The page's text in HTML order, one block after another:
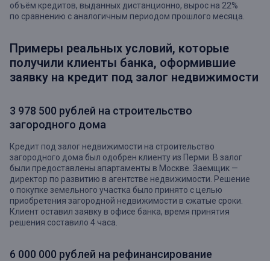
объём кредитов, выданных дистанционно, вырос на 22%
по сравнению с аналогичным периодом прошлого месяца.
Примеры реальных условий, которые
получили клиенты банка, оформившие
заявку на кредит под залог недвижимости
3 978 500 рублей на строительство
загородного дома
Кредит под залог недвижимости на строительство
загородного дома был одобрен клиенту из Перми. В залог
были предоставлены апартаменты в Москве. Заемщик —
директор по развитию в агентстве недвижимости. Решение
о покупке земельного участка было принято с целью
приобретения загородной недвижимости в сжатые сроки.
Клиент оставил заявку в офисе банка, время принятия
решения составило 4 часа.
6 000 000 рублей на рефинансирование